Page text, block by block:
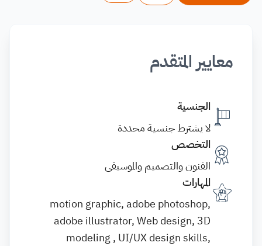
معايير المتقدم
الجنسية
لا يشترط جنسية محددة
التخصص
الفنون والتصميم والموسيقى
المهارات
motion graphic, adobe photoshop,
adobe illustrator, Web design, 3D
modeling , UI/UX design skills,